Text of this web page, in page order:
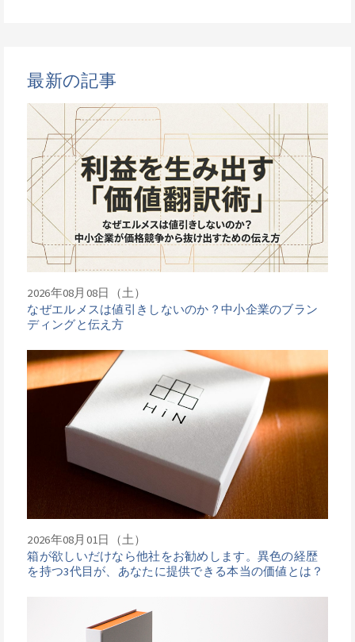
最新の記事
2026年08月08日（土）
なぜエルメスは値引きしないのか？中小企業のブラン
ディングと伝え方
2026年08月01日（土）
箱が欲しいだけなら他社をお勧めします。異色の経歴
を持つ3代目が、あなたに提供できる本当の価値とは？